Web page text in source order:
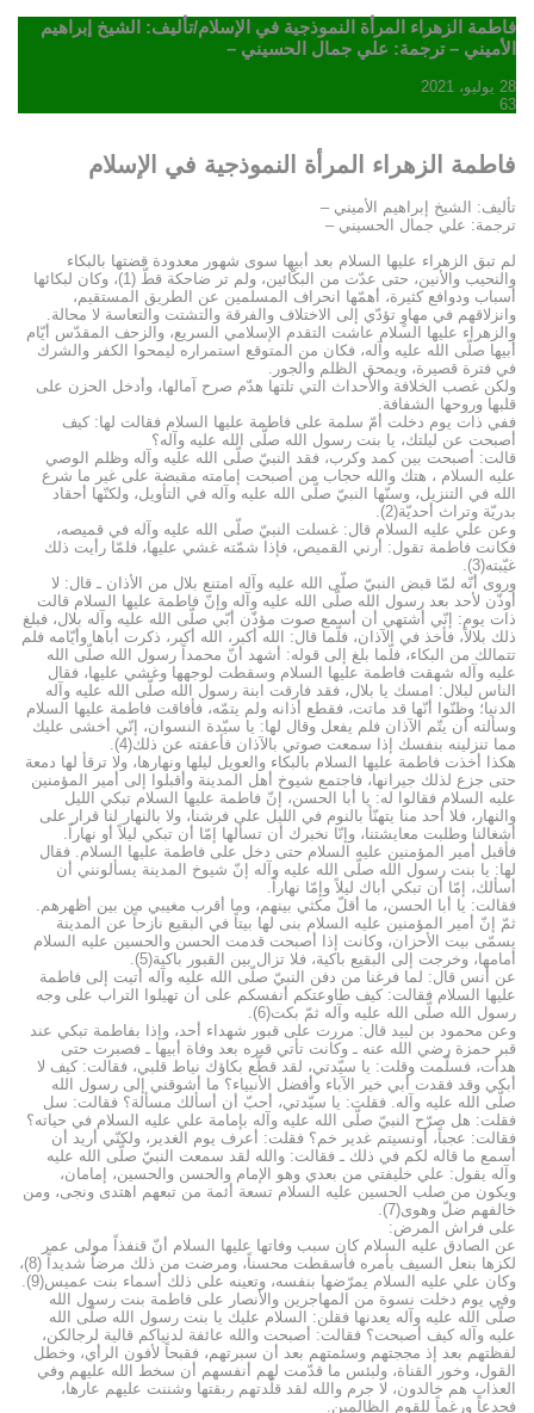
فاطمة الزهراء المرأة النموذجية في الإسلام/تأليف: الشيخ إبراهيم
الأميني – ترجمة: علي جمال الحسيني –
28 يوليو، 2021
63
فاطمة الزهراء المرأة النموذجية في الإسلام
تأليف: الشيخ إبراهيم الأميني –
ترجمة: علي جمال الحسيني –
لم تبق الزهراء عليها السلام بعد أبيها سوى شهور معدودة قضتها بالبكاء
والنحيب والأنين، حتى عدّت من البكّائين، ولم تر ضاحكة قطّ (1)، وكان لبكائها
أسباب ودوافع كثيرة، أهمّها انحراف المسلمين عن الطريق المستقيم،
وانزلاقهم في مهاوٍ تؤدّي إلى الاختلاف والفرقة والتشتت والتعاسة لا محالة.
والزهراء عليها السلام عاشت التقدم الإسلامي السريع، والزحف المقدّس أيّام
أبيها صلّى الله عليه وآله، فكان من المتوقع استمراره ليمحوا الكفر والشرك
في فترة قصيرة، ويمحق الظلم والجور.
ولكن غصب الخلافة والأحداث التي تلتها هدّم صرح آمالها، وأدخل الحزن على
قلبها وروحها الشفافة.
ففي ذات يوم دخلت أمّ سلمة على فاطمة عليها السلام فقالت لها: كيف
أصبحت عن ليلتك، يا بنت رسول الله صلّى الله عليه وآله؟
قالت: أصبحت بين كمد وكرب، فقد النبيّ صلّى الله عليه وآله وظلم الوصي
عليه السلام ، هتك والله حجاب من أصبحت إمامته مقبضة على غير ما شرع
الله في التنزيل، وسنّها النبيّ صلّى الله عليه وآله في التأويل، ولكنّها أحقاد
بدريّة وتراث أحديّة(2).
وعن علي عليه السلام قال: غسلت النبيّ صلّى الله عليه وآله في قميصه،
فكانت فاطمة تقول: أرني القميص، فإذا شمّته غشي عليها، فلمّا رأيت ذلك
غيّبته(3).
وروى أنّه لمّا قبض النبيّ صلّى الله عليه وآله امتنع بلال من الأذان ـ قال: لا
أوذّن لأحد بعد رسول الله صلّى الله عليه وآله وإنّ فاطمة عليها السلام قالت
ذات يوم: إنّي أشتهي أن أسمع صوت مؤذّن أبّي صلّى الله عليه وآله بلال، فبلغ
ذلك بلالاً، فأخذ في الآذان، فلّما قال: الله أكبر، الله أكبر، ذكرت أباها وأيّامه فلم
تتمالك من البكاء، فلّما بلغ إلى قوله: أشهد أنّ محمداً رسول الله صلّى الله
عليه وآله شهقت فاطمة عليها السلام وسقطت لوجهها وغشي عليها، فقال
الناس لبلال: امسك يا بلال، فقد فارقت ابنة رسول الله صلّى الله عليه وآله
الدنيا؛ وظنّوا أنّها قد ماتت، فقطع أذانه ولم يتمّه، فأفاقت فاطمة عليها السلام
وسألته أن يتّم الآذان فلم يفعل وقال لها: يا سيّدة النسوان، إنّي أخشى عليك
مما تنزلينه بنفسك إذا سمعت صوتي بالآذان فأعفته عن ذلك(4).
هكذا أخذت فاطمة عليها السلام بالبكاء والعويل ليلها ونهارها، ولا ترقأ لها دمعة
حتى جزع لذلك جيرانها، فاجتمع شيوخ أهل المدينة وأقبلوا إلى أمير المؤمنين
عليه السلام فقالوا له: يا أبا الحسن، إنّ فاطمة عليها السلام تبكي الليل
والنهار، فلا أحد منا يتهنّأ بالنوم في الليل على فرشنا، ولا بالنهار لنا قرار على
أشغالنا وطلبت معايشتنا، وإنّا نخبرك أن تسألها إمّا أن تبكي ليلاً أو نهاراً.
فأقبل أمير المؤمنين عليه السلام حتى دخل على فاطمة عليها السلام. فقال
لها: يا بنت رسول الله صلّى الله عليه وآله إنّ شيوخ المدينة يسألونني أن
أسألك، إمّا أن تبكي أباك ليلاً وإمّا نهاراً.
فقالت: يا أبا الحسن، ما أقلّ مكثي بينهم، وما أقرب مغيبي من بين أظهرهم.
ثمّ إنّ أمير المؤمنين عليه السلام بنى لها بيتاً في البقيع نازحاً عن المدينة
يسمّى بيت الأحزان، وكانت إذا أصبحت قدمت الحسن والحسين عليه السلام
أمامها، وخرجت إلى البقيع باكية، فلا تزال بين القبور باكية(5).
عن أنس قال: لما فرغنا من دفن النبيّ صلّى الله عليه وآله أتيت إلى فاطمة
عليها السلام فقالت: كيف طاوعتكم أنفسكم على أن تهيلوا التراب على وجه
رسول الله صلّى الله عليه وآله ثمّ بكت(6).
وعن محمود بن لبيد قال: مررت على قبور شهداء أحد، وإذا بفاطمة تبكي عند
قبر حمزة رضي الله عنه ـ وكانت تأتي قبره بعد وفاة أبيها ـ فصبرت حتى
هدأت، فسلّمت وقلت: يا سيّدتي، لقد قطّع بكاؤك نياط قلبي، فقالت: كيف لا
أبكي وقد فقدت أبي خير الآباء وأفضل الأنبياء؟ ما أشوقني إلى رسول الله
صلّى الله عليه وآله. فقلت: يا سيّدتي، أحبّ أن أسألك مسألة؟ فقالت: سل
فقلت: هل صرّح النبيّ صلّى الله عليه وآله بإمامة علي عليه السلام في حياته؟
فقالت: عجباً، أونسيتم غدير خم؟ فقلت: أعرف يوم الغدير، ولكنّي أريد أن
أسمع ما قاله لكم في ذلك ـ فقالت: والله لقد سمعت النبيّ صلّى الله عليه
وآله يقول: علي خليفتي من بعدي وهو الإمام والحسن والحسين، إمامان،
ويكون من صلب الحسين عليه السلام تسعة أئمة من تبعهم اهتدى ونجى، ومن
خالفهم ضلّ وهوى(7).
على فراش المرض:
عن الصادق عليه السلام كان سبب وفاتها عليها السلام أنّ قنفذاً مولى عمر
لكزها بنعل السيف بأمره فأسقطت محسناً، ومرضت من ذلك مرضاً شديداً (8)،
وكان علي عليه السلام يمرّضها بنفسه، وتعينه على ذلك أسماء بنت عميس(9).
وفي يوم دخلت نسوة من المهاجرين والأنصار على فاطمة بنت رسول الله
صلّى الله عليه وآله يعدنها فقلن: السلام عليك يا بنت رسول الله صلّى الله
عليه وآله كيف أصبحت؟ فقالت: أصبحت والله عائفة لدنياكم قالية لرجالكن،
لفظتهم بعد إذ مججتهم وسئمتهم بعد أن سبرتهم، فقبحاً لأفون الرأي، وخطل
القول، وخور القناة، ولبئس ما قدّمت لهم أنفسهم أن سخط الله عليهم وفي
العذاب هم خالدون، لا جرم والله لقد قلّدتهم ربقتها وشننت عليهم عارها،
فجدعاً ورغماً للقوم الظالمين.